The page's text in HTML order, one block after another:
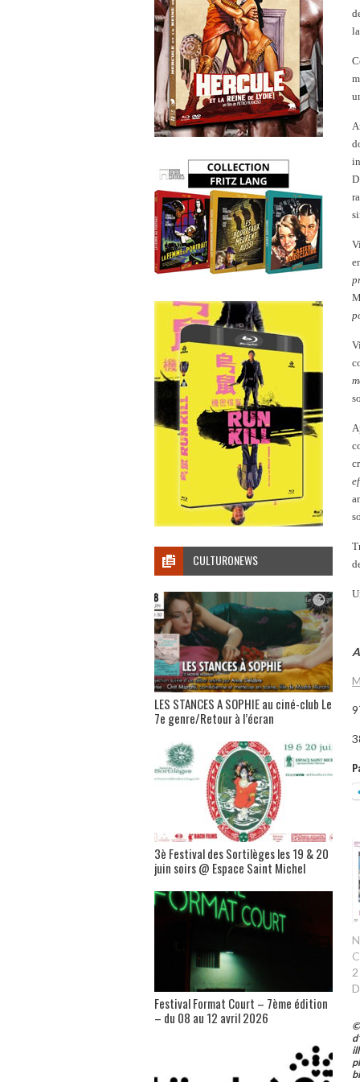
CULTURONEWS
LES STANCES A SOPHIE au ciné-club Le
7e genre/Retour à l’écran
3è Festival des Sortilèges les 19 & 20
juin soirs @ Espace Saint Michel
Festival Format Court – 7ème édition
– du 08 au 12 avril 2026